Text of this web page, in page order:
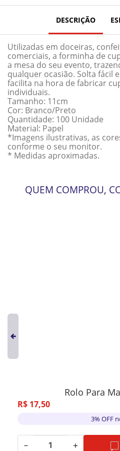
DESCRIÇÃO
Utilizadas em doceiras,
comerciais, a forminha de
a mesa do seu evento,
qualquer ocasião. Solta fácil
facilita na hora de fabricar
individuais.
Tamanho: 11cm
Cor: Branco/Preto
Quantidade: 100 Unidade
Material: Papel
*Imagens ilustrativas, as
conforme o seu monitor.
* Medidas aproximadas.
QUEM COMPROU,
Rolo Para
R$ 17,50
3% OFF
－ ＋